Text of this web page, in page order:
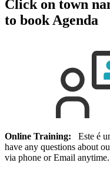
Click on town
to bookAgenda
Online Training: Este é
have any questions about
via phone or Email anytime.